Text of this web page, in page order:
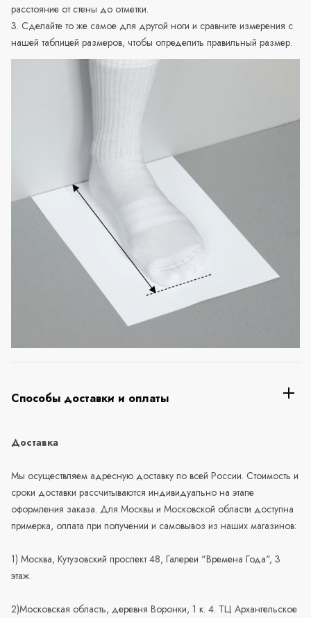
расстояние от стены до отметки.
3. Сделайте то же самое для другой ноги и сравните измерения с
нашей таблицей размеров, чтобы определить правильный размер.
Способы доставки и оплаты
Доставка
Мы осуществляем адресную доставку по всей России. Стоимость и
сроки доставки рассчитываются индивидуально на этапе
оформления заказа. Для Москвы и Московской области доступна
примерка, оплата при получении и самовывоз из наших магазинов:
1) Москва, Кутузовский проспект 48, Галереи "Времена Года", 3
этаж.
2)Московская область, деревня Воронки, 1 к. 4. ТЦ Архангельское